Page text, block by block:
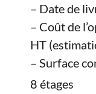
– Date de
– Coût de
HT
– Surface
8 étages